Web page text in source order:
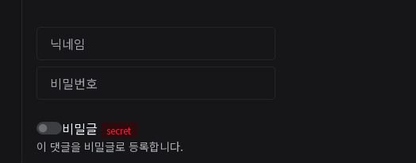
닉네임
비밀번호
비밀글 secret
이 댓글을 비밀글로 등록합니다.